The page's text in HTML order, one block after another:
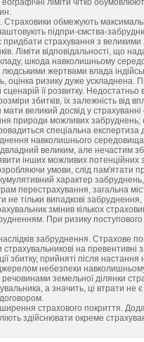
ліміти чітко
Страховики обмежують
підпри-ємства-
страхування з великими
Ліміти відповідальності, що
шкода навколишньому
людськими жертвами влада
оцінка ризику дуже ускладнена.
її розвитку. Недостатньо
збитків, їх залежність від
великий досвід у страхуванні
природи можливих забруднень;
спеціальна
навколишнього
великим, але нечастим
інших можливих
умови, слід пам'ятати
характер
перестрахування, загальна
не тільки випадкові
змінив кількох
При ризику
забруднення. Страхове
страхувальникові на
збитку, прийняті після
небезпеки
земельної ділянки
а значить, ці втрати не
страхового покриття.
здійснювати окреме